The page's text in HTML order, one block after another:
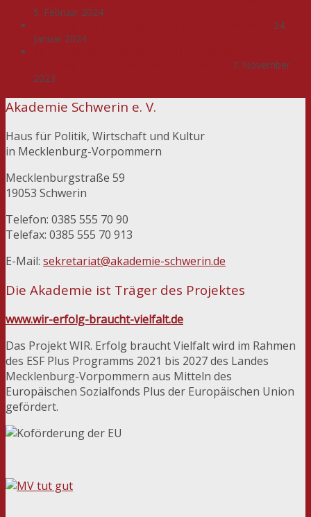
5. Februar 2024
24.
Januar 2024
7. November
2023
Akademie Schwerin e. V.
Haus für Politik, Wirtschaft und Kultur
in Mecklenburg-Vorpommern
Mecklenburgstraße 59
19053 Schwerin
Telefon: 0385 555 70 90
Telefax: 0385 555 70 913
E-Mail: sekretariat@akademie-schwerin.de
Die Akademie ist Träger des Projektes
www.wir-erfolg-braucht-vielfalt.de
Das Projekt WIR. Erfolg braucht Vielfalt wird im Rahmen
des ESF Plus Programms 2021 bis 2027 des Landes
Mecklenburg-Vorpommern aus Mitteln des
Europäischen Sozialfonds Plus der Europäischen Union
gefördert.